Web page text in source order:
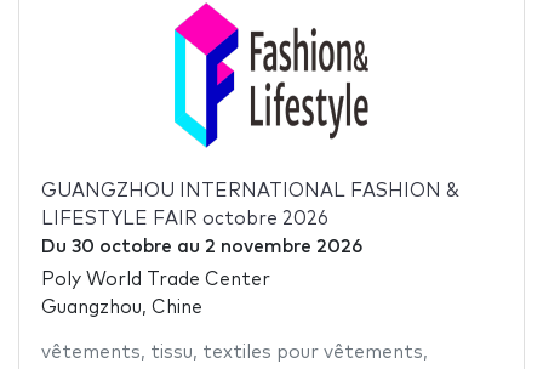
GUANGZHOU INTERNATIONAL FASHION &
LIFESTYLE FAIR octobre 2026
Du 30 octobre au 2 novembre 2026
Poly World Trade Center
Guangzhou, Chine
vêtements, tissu, textiles pour vêtements,